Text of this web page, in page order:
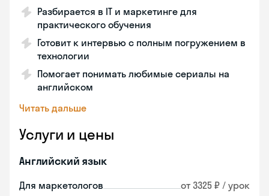
Разбирается в IT и маркетинге для
практического обучения
Готовит к интервью с полным погружением в
технологии
Помогает понимать любимые сериалы на
английском
Читать дальше
Услуги и цены
Английский язык
Для маркетологов от 3325 ₽ / урок